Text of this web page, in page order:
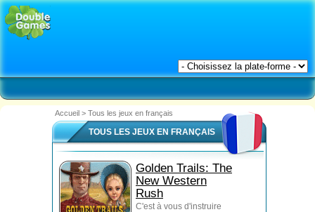
Accueil > Tous les jeux en français
TOUS LES JEUX EN FRANÇAIS
Golden Trails: The
New Western
Rush
C'est à vous d'instruire